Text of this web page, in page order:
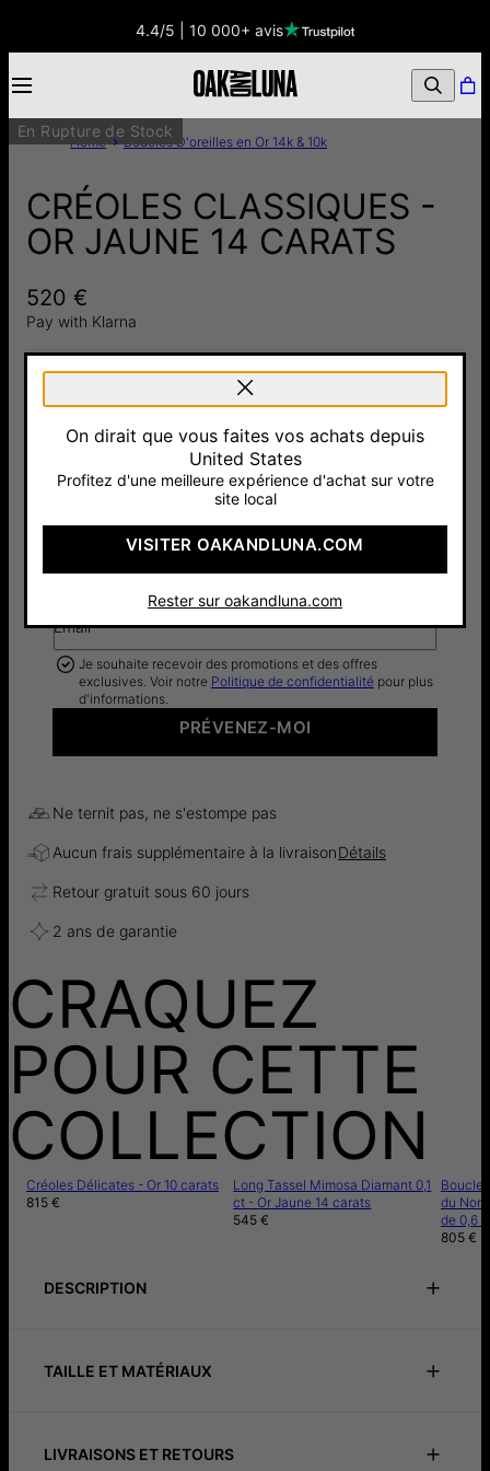
4.4/5 | 10 000+ avis
En Rupture de Stock
Home Boucles D'oreilles en Or 14k & 10k
CRÉOLES CLASSIQUES -
OR JAUNE 14 CARATS
520 €
Pay with Klarna
TOTAL: 520 €
BIENTÔT DISPONIBLE!
Je veux savoir avant tout le monde dès que ce
produit sera à nouveau disponible
Email*
Je souhaite recevoir des promotions et des offres
exclusives. Voir notre Politique de confidentialité pour plus
d'informations.
PRÉVENEZ-MOI
Ne ternit pas, ne s'estompe pas
Aucun frais supplémentaire à la livraisonDétails
Retour gratuit sous 60 jours
2 ans de garantie
CRAQUEZ
POUR CETTE
COLLECTION
Créoles Délicates - Or 10 carats
815 €
Long Tassel Mimosa Diamant 0,1
ct - Or Jaune 14 carats
545 €
du
de 0,6
805 €
DESCRIPTION
Découvrez l'élégance intemporelle avec nos Créoles
chaque collection de bijoux. Fabriquées avec précision et
TAILLE ET MATÉRIAUX
Mesures:
22.99mm
LIVRAISONS ET RETOURS
On dirait que vous faites vos achats depuis
United States
Profitez d'une meilleure expérience d'achat sur votre
site local
VISITER OAKANDLUNA.COM
Rester sur oakandluna.com